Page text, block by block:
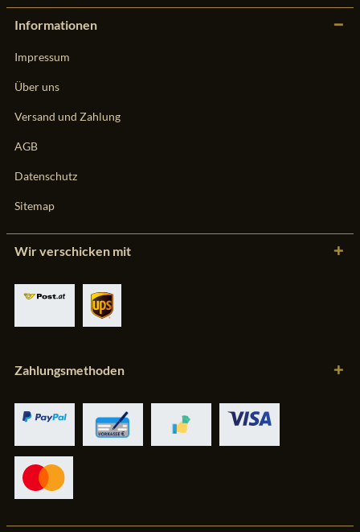
Informationen
Impressum
Über uns
Versand und Zahlung
AGB
Datenschutz
Sitemap
Wir verschicken mit
Zahlungsmethoden